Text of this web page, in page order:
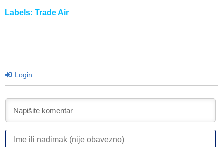
Labels: Trade Air
Login